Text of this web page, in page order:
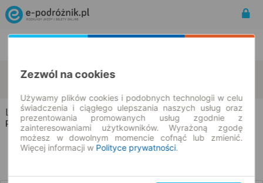
Lublin Radom
Lublin → Radom
Rozkład jazdy i bilety
Zezwól na cookies
Używamy plików cookies i podobnych technologii w celu
świadczenia i ciągłego ulepszania naszych usług oraz
prezentowania promowanych usług zgodnie z
zainteresowaniami użytkowników. Wyrażoną zgodę
możesz w dowolnym momencie cofnąć lub zmienić.
Więcej informacji w Polityce prywatności.